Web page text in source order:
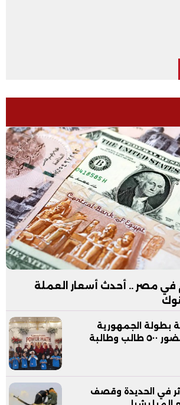
في مصر .. أحدث أسعار العملة
بطولة الجمهورية
في الحديدة وقصف